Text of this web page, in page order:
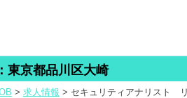
東京都品川区大崎
> 求人情報 > セキュリティアナリスト